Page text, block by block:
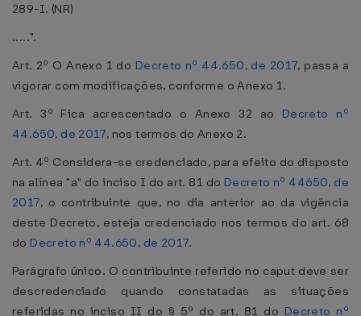
289-I. (NR)
.....".
Art. 2º O Anexo 1 do Decreto nº 44.650, de 2017, passa a
vigorar com modificações, conforme o Anexo 1.
Art. 3º Fica acrescentado o Anexo 32 ao Decreto nº
44.650, de 2017, nos termos do Anexo 2.
Art. 4º Considera-se credenciado, para efeito do disposto
na alínea "a" do inciso I do art. 81 do Decreto nº 44650, de
2017, o contribuinte que, no dia anterior ao da vigência
deste Decreto, esteja credenciado nos termos do art. 68
do Decreto nº 44.650, de 2017.
Parágrafo único. O contribuinte referido no caput deve ser
descredenciado quando constatadas as situações
referidas no inciso II do § 5º do art. 81 do Decreto nº